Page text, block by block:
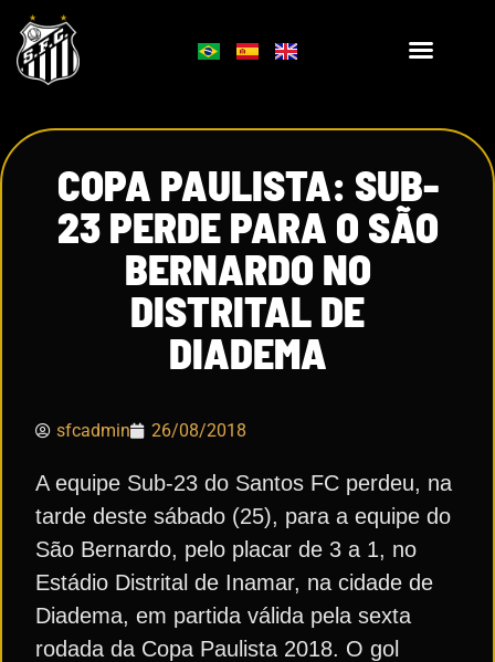
COPA PAULISTA: SUB-
23 PERDE PARA O SÃO
BERNARDO NO
DISTRITAL DE
DIADEMA
sfcadmin 26/08/2018
A equipe Sub-23 do Santos FC perdeu, na
tarde deste sábado (25), para a equipe do
São Bernardo, pelo placar de 3 a 1, no
Estádio Distrital de Inamar, na cidade de
Diadema, em partida válida pela sexta
rodada da Copa Paulista 2018. O gol